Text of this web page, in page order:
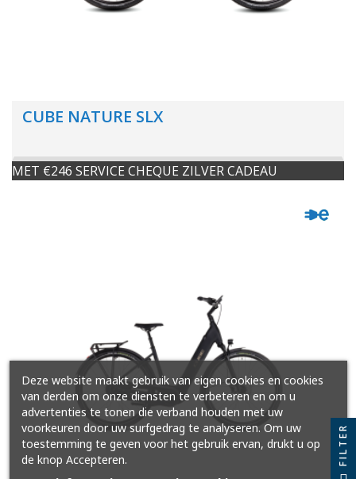
CUBE NATURE SLX
MET €246 SERVICE CHEQUE ZILVER CADEAU
Deze website maakt gebruik van eigen cookies en cookies
van derden om onze diensten te verbeteren en om u
advertenties te tonen die verband houden met uw
voorkeuren door uw surfgedrag te analyseren. Om uw
toestemming te geven voor het gebruik ervan, drukt u op
de knop Accepteren.
FILTER